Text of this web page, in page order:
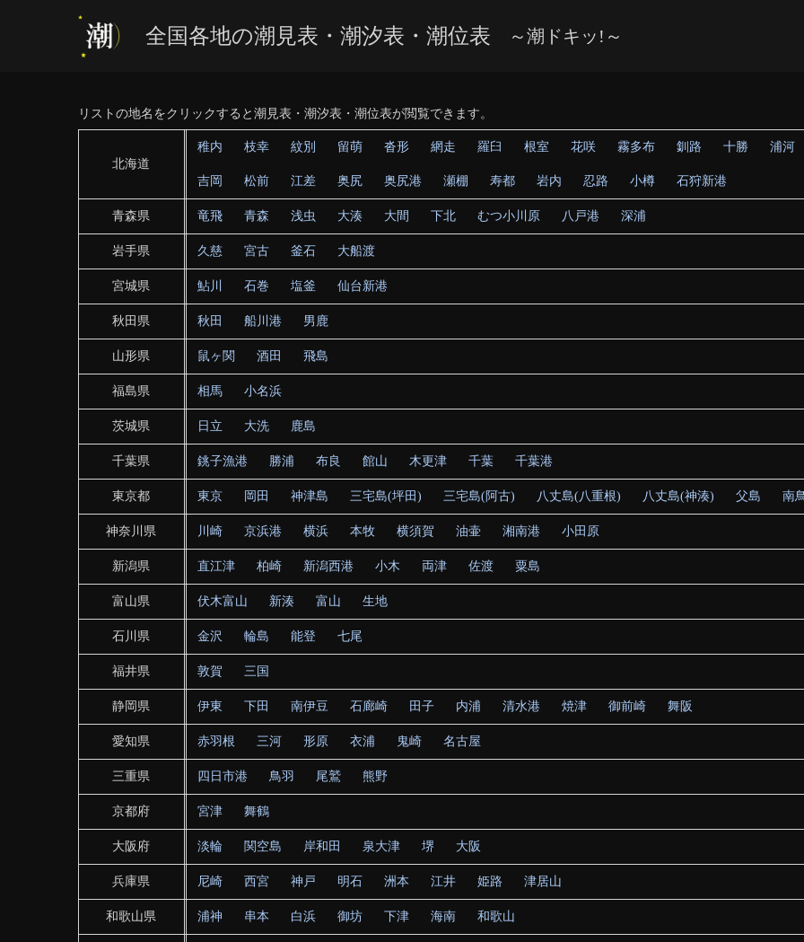
全国各地の潮見表・潮汐表・潮位表 ～潮ドキッ!～
リストの地名をクリックすると潮見表・潮汐表・潮位表が閲覧できます。
北海道
稚内 枝幸 紋別 留萌 沓形 網走 羅臼 根室 花咲 霧多布 釧路 十勝 浦河
吉岡 松前 江差 奥尻 奥尻港 瀬棚 寿都 岩内 忍路 小樽 石狩新港
青森県 竜飛 青森 浅虫 大湊 大間 下北 むつ小川原 八戸港 深浦
岩手県 久慈 宮古 釜石 大船渡
宮城県 鮎川 石巻 塩釜 仙台新港
秋田県 秋田 船川港 男鹿
山形県 鼠ヶ関 酒田 飛島
福島県 相馬 小名浜
茨城県 日立 大洗 鹿島
千葉県 銚子漁港 勝浦 布良 館山 木更津 千葉 千葉港
東京都 東京 岡田 神津島 三宅島(坪田) 三宅島(阿古) 八丈島(八重根) 八丈島(神湊) 父島 南
神奈川県 川崎 京浜港 横浜 本牧 横須賀 油壷 湘南港 小田原
新潟県 直江津 柏崎 新潟西港 小木 両津 佐渡 粟島
富山県 伏木富山 新湊 富山 生地
石川県 金沢 輪島 能登 七尾
福井県 敦賀 三国
静岡県 伊東 下田 南伊豆 石廊崎 田子 内浦 清水港 焼津 御前崎 舞阪
愛知県 赤羽根 三河 形原 衣浦 鬼崎 名古屋
三重県 四日市港 鳥羽 尾鷲 熊野
京都府 宮津 舞鶴
大阪府 淡輪 関空島 岸和田 泉大津 堺 大阪
兵庫県 尼崎 西宮 神戸 明石 洲本 江井 姫路 津居山
和歌山県 浦神 串本 白浜 御坊 下津 海南 和歌山